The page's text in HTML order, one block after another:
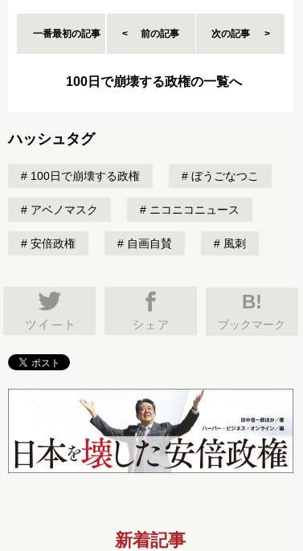
一番最初の記事 前の記事 次の記事
100日で崩壊する政権の一覧へ
ハッシュタグ
100日で崩壊する政権 ぼうごなつこ
アベノマスク ニコニコニュース
安倍政権 自画自賛 風刺
B!
ブックマーク
新着記事